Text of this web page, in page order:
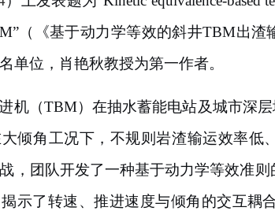
（《基于动力学等效的斜井TBM出渣
单位，肖艳秋教授为第一作者。
机（TBM）在抽水蓄能电站及城市深
倾角工况下，不规则岩渣输运效率
，团队开发了一种基于动力学等效准
示了转速、推进速度与倾角的交互